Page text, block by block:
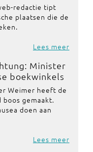
redactie tipt
plaatsen die de
Lees meer
Minister
boekwinkels
Weimer heeft de
gemaakt.
doen aan
Lees meer